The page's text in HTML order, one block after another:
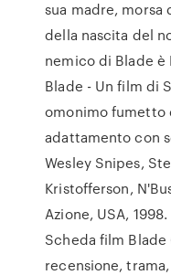
sua madre, morsa
della nascita del
nemico di Blade è
Blade - Un film di
omonimo fumetto
adattamento con
Wesley Snipes,
Kristofferson,
Azione, USA,
Scheda film Blade
recensione,